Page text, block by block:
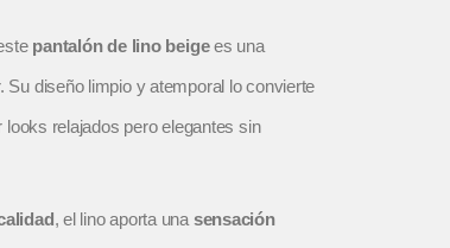
pantalón de lino beigees una
diseño limpio y atemporal lo convierte
relajados pero elegantes sin
, el lino aporta unasensación